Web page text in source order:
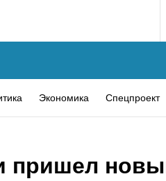
Экономика Спецпроект
пришел